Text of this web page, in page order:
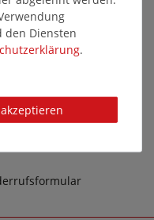
den Diensten
.